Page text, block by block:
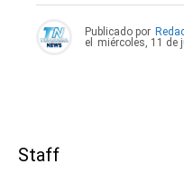
Publicado por
el
miércoles, 11 de
Staff